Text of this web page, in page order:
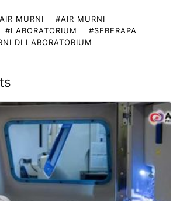
MURNI
#AIR MURNI
#LABORATORIUM
#SEBERAPA
DI LABORATORIUM